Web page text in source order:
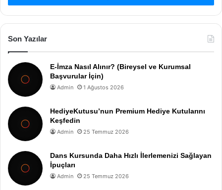
Son Yazılar
E-İmza Nasıl Alınır? (Bireysel ve Kurumsal
Başvurular İçin)
Admin 1 Ağustos 2026
HediyeKutusu’nun Premium Hediye Kutularını
Keşfedin
Admin 25 Temmuz 2026
Dans Kursunda Daha Hızlı İlerlemenizi Sağlayan
İpuçları
Admin 25 Temmuz 2026